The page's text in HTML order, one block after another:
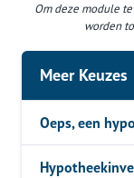
Om deze module
worden
Meer Keuzes
Oeps, een